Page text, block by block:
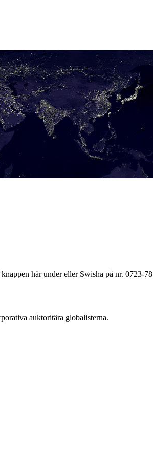
här under eller Swisha på nr. 0723-
auktoritära globalisterna.